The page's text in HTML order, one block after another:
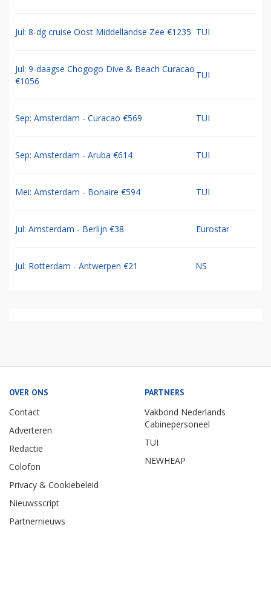
Jul: 8-dg cruise Oost Middellandse Zee €1235 TUI
Jul: 9-daagse Chogogo Dive & Beach Curacao
€1056
TUI
Sep: Amsterdam - Curacao €569 TUI
Sep: Amsterdam - Aruba €614 TUI
Mei: Amsterdam - Bonaire €594 TUI
Jul: Amsterdam - Berlijn €38 Eurostar
Jul: Rotterdam - Antwerpen €21 NS
OVER ONS
Contact
Adverteren
Redactie
Colofon
Privacy & Cookiebeleid
Nieuwsscript
Partnernieuws
PARTNERS
Vakbond Nederlands
Cabinepersoneel
TUI
NEWHEAP